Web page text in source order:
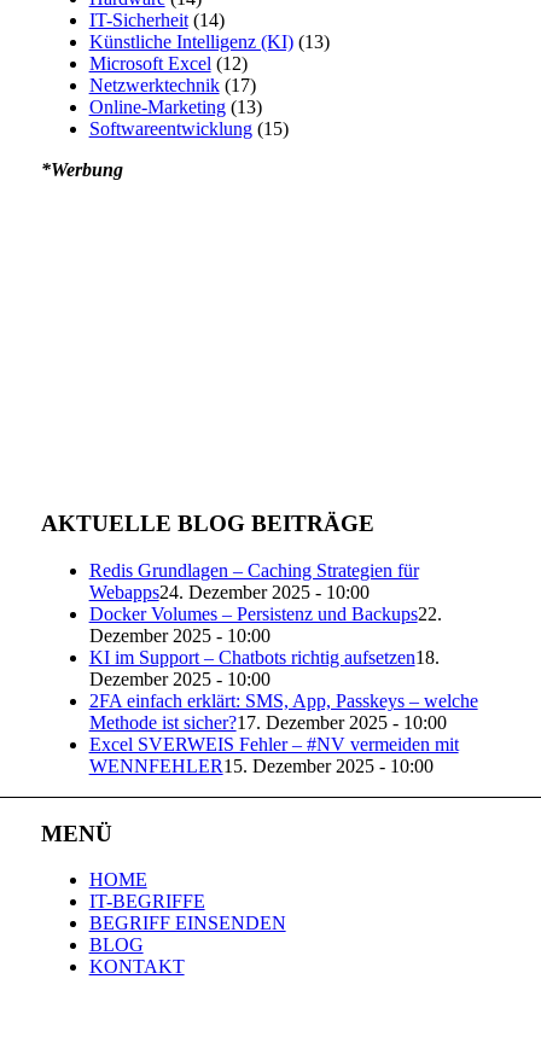
IT-Sicherheit(14)
Künstliche Intelligenz (KI)(13)
Microsoft Excel(12)
Netzwerktechnik(17)
Online-Marketing(13)
Softwareentwicklung(15)
*Werbung
AKTUELLE BLOG BEITRÄGE
Redis Grundlagen – Caching Strategien für
Webapps24. Dezember 2025 - 10:00
Docker Volumes – Persistenz und Backups22.
Dezember 2025 - 10:00
KI im Support – Chatbots richtig aufsetzen18.
Dezember 2025 - 10:00
2FA einfach erklärt: SMS, App, Passkeys – welche
Methode ist sicher?17. Dezember 2025 - 10:00
Excel SVERWEIS Fehler – #NV vermeiden mit
WENNFEHLER15. Dezember 2025 - 10:00
MENÜ
HOME
IT-BEGRIFFE
BEGRIFF EINSENDEN
BLOG
KONTAKT